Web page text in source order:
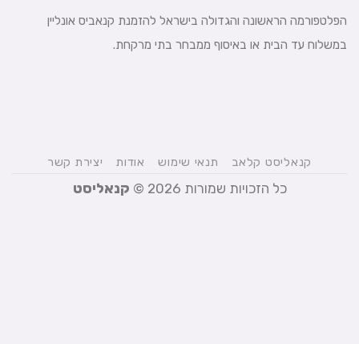
הפלטפורמה הראשונה והגדולה בישראל להזמנת קנאביס אונליין
במשלוח עד הבית או באיסוף ממבחר בתי מרקחת.
קנאליסט קלאב תנאי שימוש אודות יצירת קשר
כל הזכויות שמורות 2026 © קנאליסט